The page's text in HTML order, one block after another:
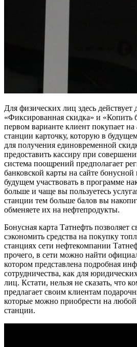
Для физических лиц здесь
«Фиксированная скидка» и «Копить
первом варианте клиент покупает на
станции карточку, которую в
для получения единовременной
предоставить кассиру при
система поощрений предполагает
банковской карты на сайте
будущем участвовать в программе
больше и чаще вы пользуетесь
станции тем больше балов вы
обменяете их на нефтепродукты.
Бонусная карта Татнефть позволяет
сэкономить средства на покупку
станциях сети нефтекомпании
прочего, в сети можно найти
котором представлена подробная
сотрудничества, как для
лиц. Кстати, нельзя не сказать, что
предлагает своим клиентам
которые можно приобрести на любой
станции.